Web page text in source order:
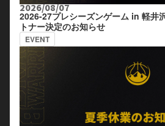
2026/08/07
2026-27プレシーズンゲーム in 軽井
トナー決定のお知らせ
EVENT